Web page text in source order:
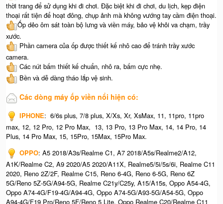
thời trang để sử dụng khi đi chơi. Đặc biệt khi đi chơi, du lịch, kẹp điện
thoại rất tiện để hoạt đông, chụp ảnh mà không vướng tay cầm điện thoại.
Ốp dẻo ôm sát toàn bộ lưng và viền máy, bảo vệ khỏi va chạm, trầy
xước.
Phần camera của ốp được thiết kế nhô cao để tránh trầy xước
camera.
Các nút bấm thiết kế chuẩn, nhô ra, bấm cực nhẹ.
Bền và dễ dàng tháo lắp vệ sinh.
Các dòng máy ốp viền nổi hiện có:
IPHONE: 6/6s plus, 7/8 plus, X/Xs, Xr, XsMax, 11, 11pro, 11pro
max, 12, 12 Pro, 12 Pro Max, 13, 13 Pro, 13 Pro Max, 14, 14 Pro, 14
Plus, 14 Pro Max, 15, 15Pro, 15Max, 15Pro Max.
OPPO: A5 2018/A3s/Realme C1, A7 2018/A5s/Realme2/A12,
A1K/Realme C2, A9 2020/A5 2020/A11X, Realme5/5i/5s/6i, Realme C11
2020, Reno 2Z/2F, Realme C15, Reno 6-4G, Reno 6-5G, Reno 6Z
5G/Reno 5Z-5G/A94-5G, Realme C21y/C25y, A15/A15s, Oppo A54-4G,
Oppo A74-4G/F19-4G/A94-4G, Oppo A74-5G/A93-5G/A54-5G, Oppo
A94-4G/F19 Pro/Reno 5F/Reno 5 Lite, Oppo Realme C20/Realme C11